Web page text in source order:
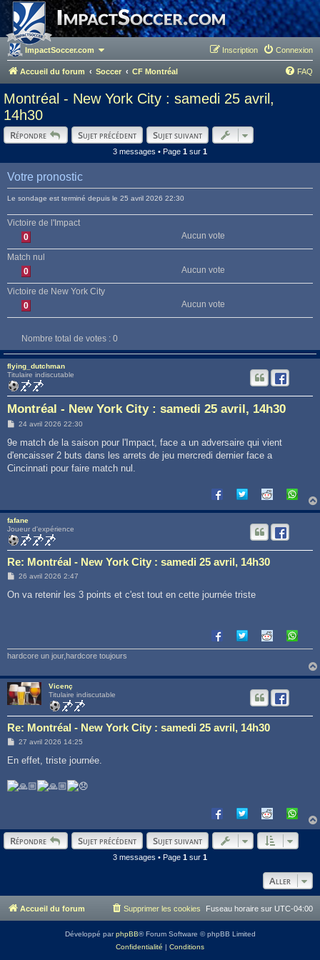
ImpactSoccer.com Connexion
Inscription
Accueil du forum Soccer CF Montréal FAQ
Montréal - New York City : samedi 25 avril,
14h30
Répondre Sujet précédent Sujet suivant
3 messages • Page 1 sur 1
Votre pronostic
Le sondage est terminé depuis le 25 avril 2026 22:30
Victoire de l'Impact
0
Aucun vote
Match nul
0
Aucun vote
Victoire de New York City
0
Aucun vote
Nombre total de votes : 0
flying_dutchman
Titulaire indiscutable
Montréal - New York City : samedi 25 avril, 14h30
M
s
a
g
24 avril 2026 22:30
9e match de la saison pour l'Impact, face a un adversaire qui vient
d'encaisser 2 buts dans les arrets de jeu mercredi dernier face a
Cincinnati pour faire match nul.
fafane
Joueur d'expérience
Re: Montréal - New York City : samedi 25 avril, 14h30
M
s
26 avril 2026 2:47
On va retenir les 3 points et c'est tout en cette journée triste
hardcore un jour,hardcore toujours
Vicenç
Titulaire indiscutable
Re: Montréal - New York City : samedi 25 avril, 14h30
M
s
g
e
27 avril 2026 14:25
En effet, triste journée.
Répondre Sujet précédent Sujet suivant
3 messages • Page 1 sur 1
Aller
Accueil du forum Fuseau horaire sur UTC-04:00
Supprimer les cookies
Développé parphpBB® Forum Software © phpBB Limited
Confidentialité | Conditions